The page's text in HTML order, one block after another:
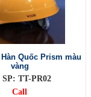
Quốc Prism màu
vàng
SP: TT-PR02
Call